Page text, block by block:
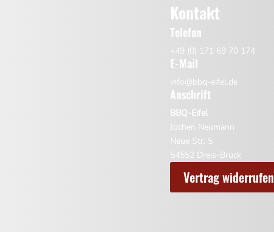
Kontakt
Telefon
+49 (0) 171 69 70 174
E-Mail
info@bbq-eifel.de
Anschrift
BBQ-Eifel
Jochen Neumann
Neue Str. 5
54552 Dreis-Brück
Vertrag widerrufen